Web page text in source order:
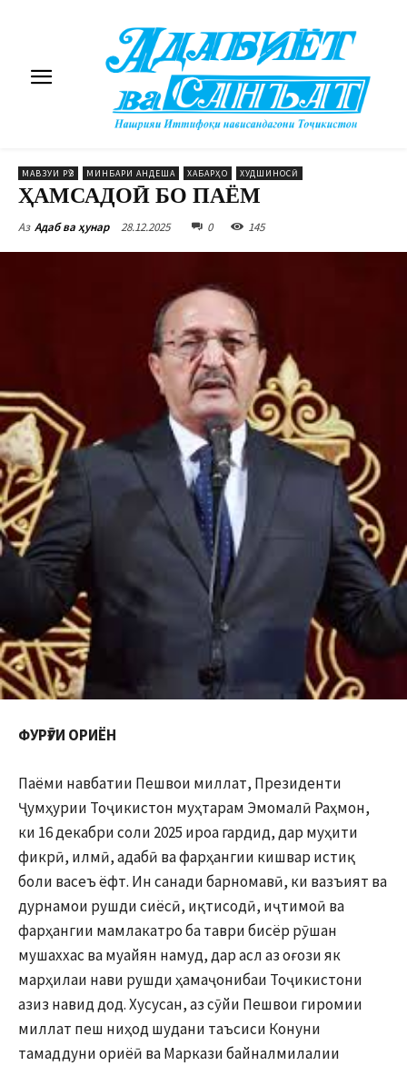
МАВЗУИ РӮЗ МИНБАРИ АНДЕША ХАБАРҲО ХУДШИНОСӢ
ҲАМСАДОӢ БО ПАЁМ
Аз Адаб ва ҳунар 28.12.2025 0 145
ФУРӮҒИ ОРИЁН
Паёми навбатии Пешвои миллат, Президенти
Ҷумҳурии Тоҷикистон муҳтарам Эмомалӣ Раҳмон,
ки 16 декабри соли 2025 ироа гардид, дар муҳити
фикрӣ, илмӣ, адабӣ ва фарҳангии кишвар истиқ
боли васеъ ёфт. Ин санади барномавӣ, ки вазъият ва
дурнамои рушди сиёсӣ, иқтисодӣ, иҷтимоӣ ва
фарҳангии мамлакатро ба таври бисёр рӯшан
мушаххас ва муайян намуд, дар асл аз оғози як
марҳилаи нави рушди ҳамаҷонибаи Тоҷикистони
азиз навид дод. Хусусан, аз сӯйи Пешвои гиромии
миллат пеш ниҳод шудани таъсиси Конуни
тамаддуни ориёӣ ва Маркази байналмилалии